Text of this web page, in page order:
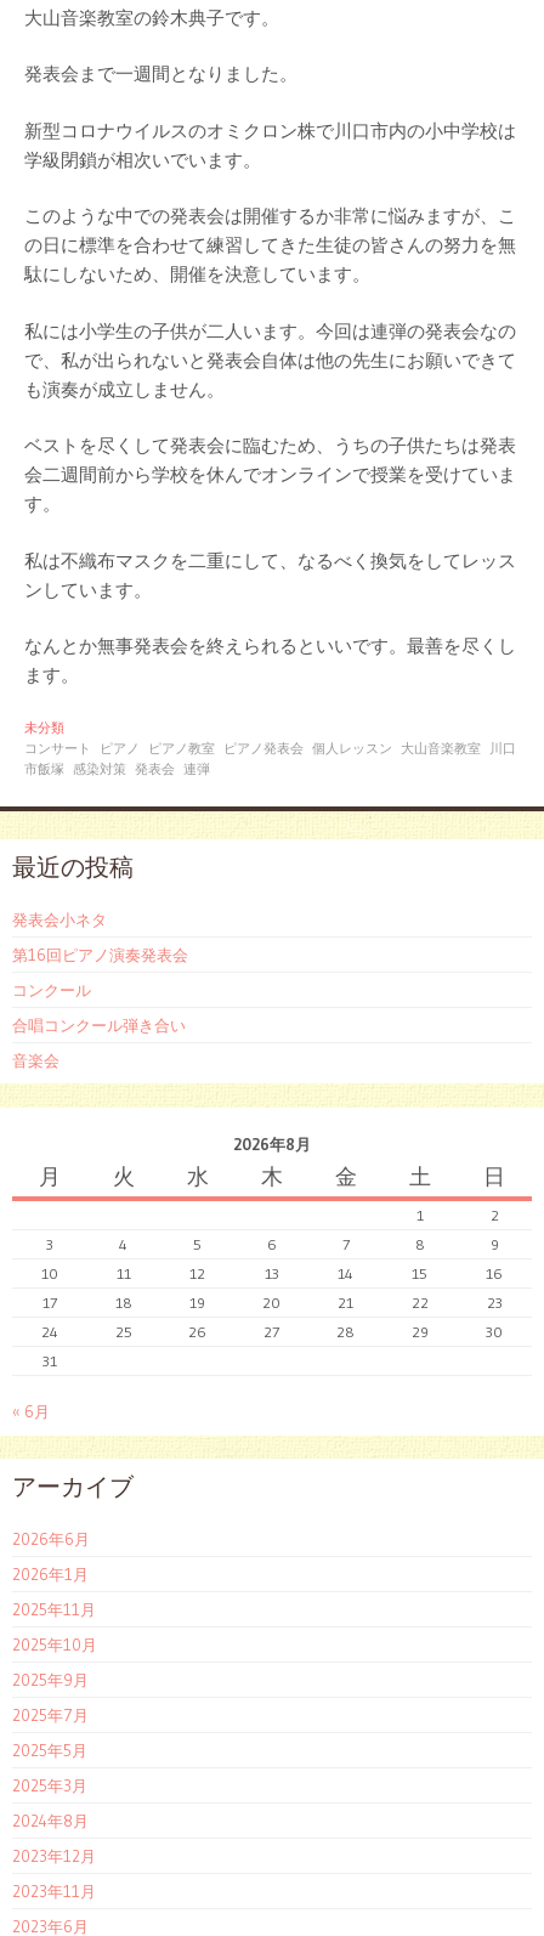
大山音楽教室の鈴木典子です。
発表会まで一週間となりました。
新型コロナウイルスのオミクロン株で川口市内の小中学校は
学級閉鎖が相次いでいます。
このような中での発表会は開催するか非常に悩みますが、こ
の日に標準を合わせて練習してきた生徒の皆さんの努力を無
駄にしないため、開催を決意しています。
私には小学生の子供が二人います。今回は連弾の発表会なの
で、私が出られないと発表会自体は他の先生にお願いできて
も演奏が成立しません。
ベストを尽くして発表会に臨むため、うちの子供たちは発表
会二週間前から学校を休んでオンラインで授業を受けていま
す。
私は不織布マスクを二重にして、なるべく換気をしてレッス
ンしています。
なんとか無事発表会を終えられるといいです。最善を尽くし
ます。
未分類
コンサート
ピアノ ピアノ教室 ピアノ発表会 個人レッスン 大山音楽教室
川口
市飯塚 感染対策 発表会 連弾
最近の投稿
発表会小ネタ
第16回ピアノ演奏発表会
コンクール
合唱コンクール弾き合い
音楽会
2026年8月
月 火 水 木 金 土 日
1
2
3
4 5 6 7 8
9
10
11 12 13 14 15
16
17
18 19 20 21 22
23
24
25 26 27 28 29
30
31
« 6月
アーカイブ
2026年6月
2026年1月
2025年11月
2025年10月
2025年9月
2025年7月
2025年5月
2025年3月
2024年8月
2023年12月
2023年11月
2023年6月